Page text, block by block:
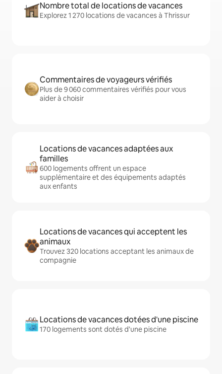
Nombre total de locations de vacances
Explorez 1 270 locations de vacances à Thrissur
Commentaires de voyageurs vérifiés
Plus de 9 060 commentaires vérifiés pour vous
aider à choisir
Locations de vacances adaptées aux
familles
600 logements offrent un espace
supplémentaire et des équipements adaptés
aux enfants
Locations de vacances qui acceptent les
animaux
Trouvez 320 locations acceptant les animaux de
compagnie
Locations de vacances dotées d'une piscine
170 logements sont dotés d'une piscine